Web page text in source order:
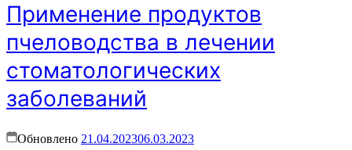
Применение продуктов
пчеловодства в лечении
стоматологических
заболеваний
Обновлено 21.04.202306.03.2023